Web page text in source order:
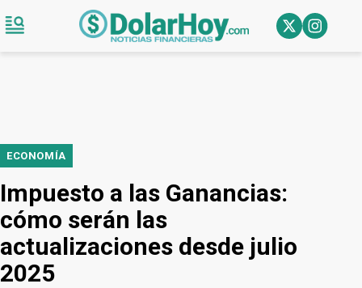
ECONOMÍA
Impuesto a las Ganancias:
cómo serán las
actualizaciones desde julio
2025